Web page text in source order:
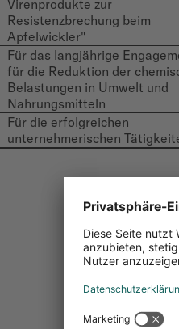
Virenprodukte zur
Resistenzbrechung beim
Apfelwickler"
Für das langjährige
für die Reduktion der
Belastungen in Umwelt und
Nahrungsmitteln
Für die erfolgreichen
unternehmerischen